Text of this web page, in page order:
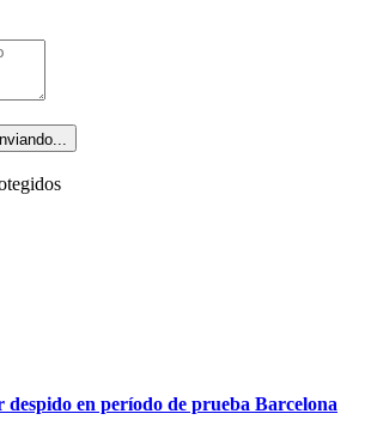
despido en período de prueba Barcelona